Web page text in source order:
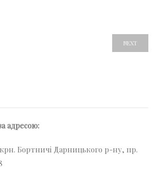
NEXT
адресою:
Бортничі Дарницького р-ну, пр.